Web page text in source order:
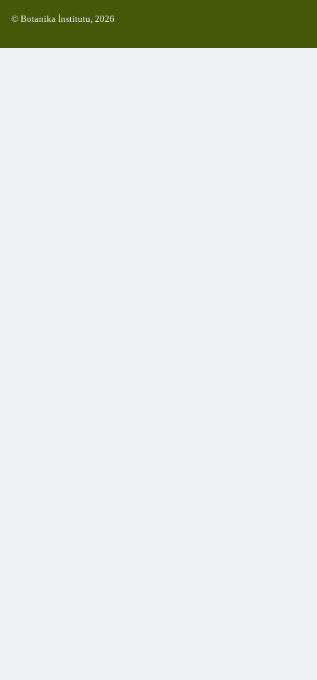
© Botanika İnstitutu, 2026